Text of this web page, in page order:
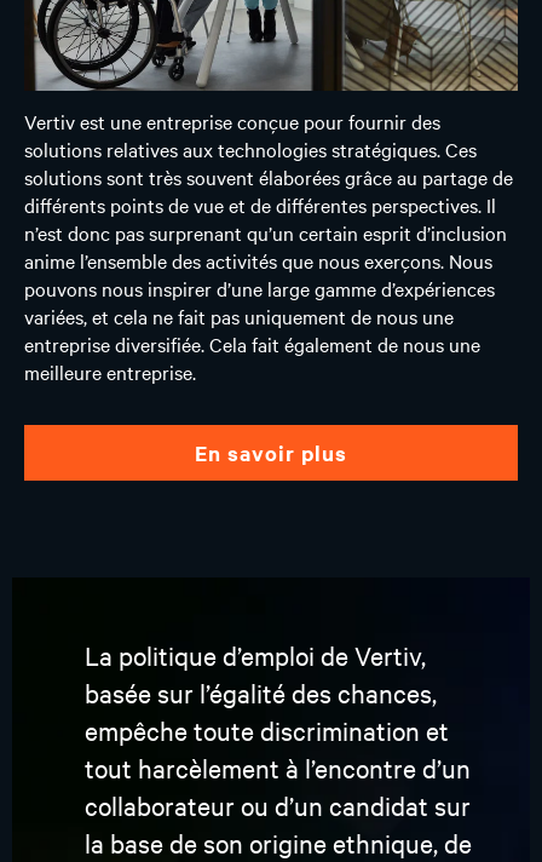
Vertiv est une entreprise conçue pour fournir des
solutions relatives aux technologies stratégiques. Ces
solutions sont très souvent élaborées grâce au partage de
différents points de vue et de différentes perspectives. Il
n’est donc pas surprenant qu’un certain esprit d’inclusion
anime l’ensemble des activités que nous exerçons. Nous
pouvons nous inspirer d’une large gamme d’expériences
variées, et cela ne fait pas uniquement de nous une
entreprise diversifiée. Cela fait également de nous une
meilleure entreprise.
en savoir plus
La politique d’emploi de Vertiv,
basée sur l’égalité des chances,
empêche toute discrimination et
tout harcèlement à l’encontre d’un
collaborateur ou d’un candidat sur
la base de son origine ethnique, de